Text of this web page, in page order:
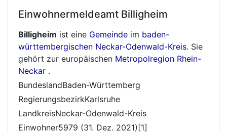
Einwohnermeldeamt Billigheim
Billigheim ist eine Gemeinde im baden-
württembergischen Neckar-Odenwald-Kreis. Sie
gehört zur europäischen Metropolregion Rhein-
Neckar .
BundeslandBaden-Württemberg
RegierungsbezirkKarlsruhe
LandkreisNeckar-Odenwald-Kreis
Einwohner5979 (31. Dez. 2021)[1]